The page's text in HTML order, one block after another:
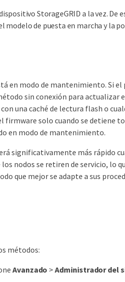
StorageGRID a la vez. De
de puesta en marcha y la
en modo de mantenimiento. Si el
sin conexión para actualizar
una caché de lectura flash o
solo cuando se detiene
en modo de mantenimiento.
significativamente más rápido
nodos se retiren de servicio, lo
que mejor se adapte a sus
métodos:
Avanzado >Administrador del